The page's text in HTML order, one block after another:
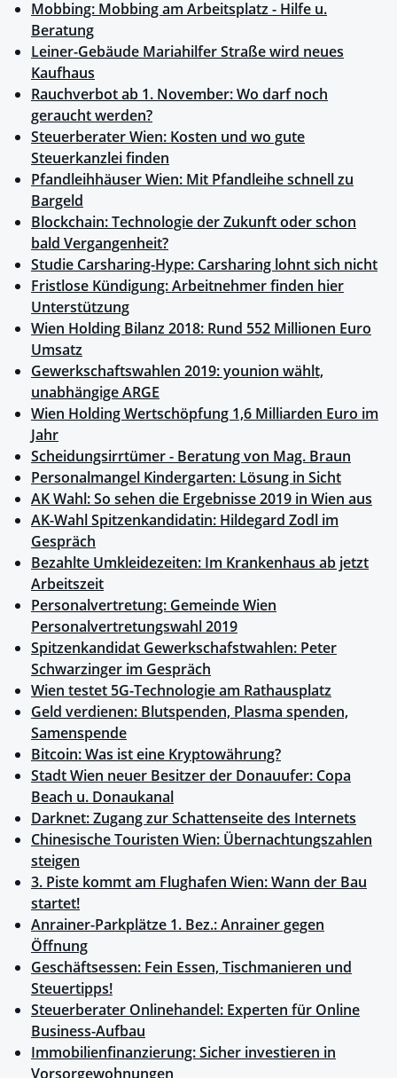
Mobbing: Mobbing am Arbeitsplatz - Hilfe u.
Beratung
Leiner-Gebäude Mariahilfer Straße wird neues
Kaufhaus
Rauchverbot ab 1. November: Wo darf noch
geraucht werden?
Steuerberater Wien: Kosten und wo gute
Steuerkanzlei finden
Pfandleihhäuser Wien: Mit Pfandleihe schnell zu
Bargeld
Blockchain: Technologie der Zukunft oder schon
bald Vergangenheit?
Studie Carsharing-Hype: Carsharing lohnt sich nicht
Fristlose Kündigung: Arbeitnehmer finden hier
Unterstützung
Wien Holding Bilanz 2018: Rund 552 Millionen Euro
Umsatz
Gewerkschaftswahlen 2019: younion wählt,
unabhängige ARGE
Wien Holding Wertschöpfung 1,6 Milliarden Euro im
Jahr
Scheidungsirrtümer - Beratung von Mag. Braun
Personalmangel Kindergarten: Lösung in Sicht
AK Wahl: So sehen die Ergebnisse 2019 in Wien aus
AK-Wahl Spitzenkandidatin: Hildegard Zodl im
Gespräch
Bezahlte Umkleidezeiten: Im Krankenhaus ab jetzt
Arbeitszeit
Personalvertretung: Gemeinde Wien
Personalvertretungswahl 2019
Spitzenkandidat Gewerkschafstwahlen: Peter
Schwarzinger im Gespräch
Wien testet 5G-Technologie am Rathausplatz
Geld verdienen: Blutspenden, Plasma spenden,
Samenspende
Bitcoin: Was ist eine Kryptowährung?
Stadt Wien neuer Besitzer der Donauufer: Copa
Beach u. Donaukanal
Darknet: Zugang zur Schattenseite des Internets
Chinesische Touristen Wien: Übernachtungszahlen
steigen
3. Piste kommt am Flughafen Wien: Wann der Bau
startet!
Anrainer-Parkplätze 1. Bez.: Anrainer gegen
Öffnung
Geschäftsessen: Fein Essen, Tischmanieren und
Steuertipps!
Steuerberater Onlinehandel: Experten für Online
Business-Aufbau
Immobilienfinanzierung: Sicher investieren in
Vorsorgewohnungen